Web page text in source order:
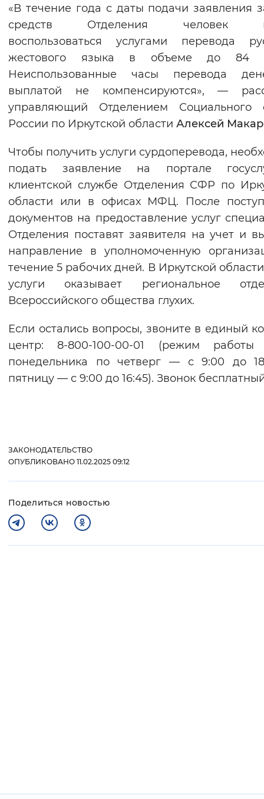
Вернуть стандартные настройки
«В течение года с даты подачи заявления
средств Отделения человек
воспользоваться услугами перевода
жестового языка в объеме до 84
Неиспользованные часы перевода
выплатой не компенсируются», —
управляющий Отделением Социального
России по Иркутской области Алексей
Чтобы получить услуги сурдоперевода,
подать заявление на портале
клиентской службе Отделения СФР по
области или в офисах МФЦ. После
документов на предоставление услуг
Отделения поставят заявителя на учет и
направление в уполномоченную
течение 5 рабочих дней. В Иркутской
услуги оказывает региональное
Всероссийского общества глухих.
Если остались вопросы, звоните в единый
центр: 8-800-100-00-01 (режим
понедельника по четверг — с 9:00 до
пятницу — с 9:00 до 16:45). Звонок
ЗАКОНОДАТЕЛЬСТВО
ОПУБЛИКОВАНО 11.02.2025 09:12
Поделиться новостью